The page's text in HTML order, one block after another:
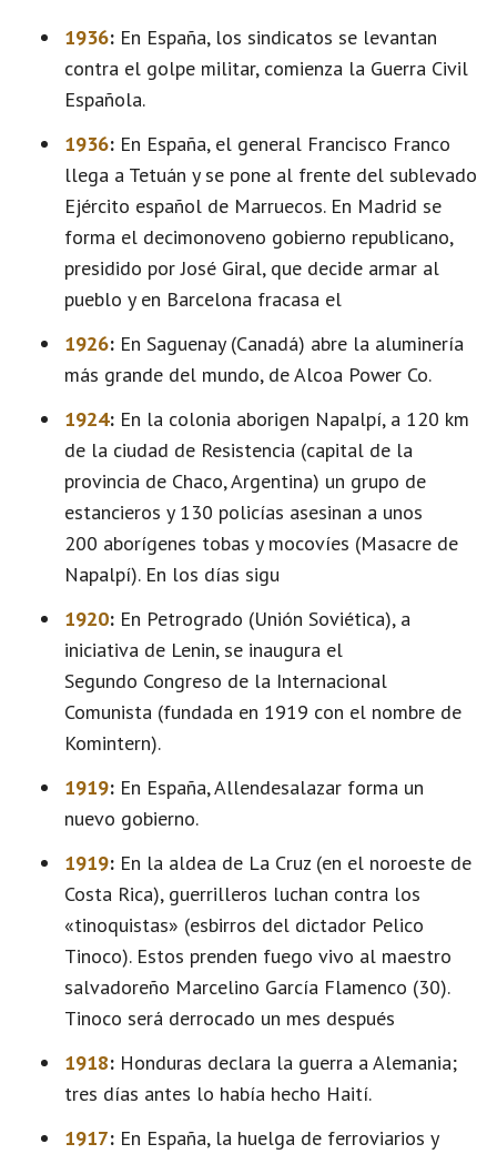
1936: En España, los sindicatos se levantan
contra el golpe militar, comienza la Guerra Civil
Española.
1936: En España, el general Francisco Franco
llega a Tetuán y se pone al frente del sublevado
Ejército español de Marruecos. En Madrid se
forma el decimonoveno gobierno republicano,
presidido por José Giral, que decide armar al
pueblo y en Barcelona fracasa el
1926: En Saguenay (Canadá) abre la aluminería
más grande del mundo, de Alcoa Power Co.
1924: En la colonia aborigen Napalpí, a 120 km
de la ciudad de Resistencia (capital de la
provincia de Chaco, Argentina) un grupo de
estancieros y 130 policías asesinan a unos
200 aborígenes tobas y mocovíes (Masacre de
Napalpí). En los días sigu
1920: En Petrogrado (Unión Soviética), a
iniciativa de Lenin, se inaugura el
Segundo Congreso de la Internacional
Comunista (fundada en 1919 con el nombre de
Komintern).
1919: En España, Allendesalazar forma un
nuevo gobierno.
1919: En la aldea de La Cruz (en el noroeste de
Costa Rica), guerrilleros luchan contra los
«tinoquistas» (esbirros del dictador Pelico
Tinoco). Estos prenden fuego vivo al maestro
salvadoreño Marcelino García Flamenco (30).
Tinoco será derrocado un mes después
1918: Honduras declara la guerra a Alemania;
tres días antes lo había hecho Haití.
1917: En España, la huelga de ferroviarios y